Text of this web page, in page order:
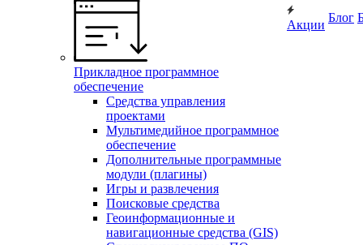
Прикладное программное
обеспечение
Средства управления
проектами
Мультимедийное программное
обеспечение
Дополнительные программные
модули (плагины)
Игры и развлечения
Поисковые средства
Геоинформационные и
навигационные средства (GIS)
Акции
Блог